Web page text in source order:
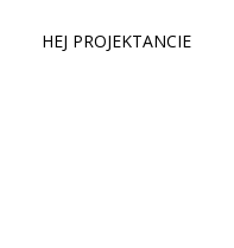
HEJ PROJEKTANCIE